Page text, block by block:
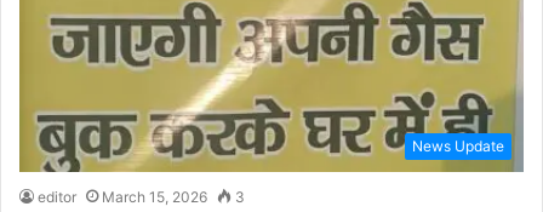
News Update
editor March 15, 2026 3